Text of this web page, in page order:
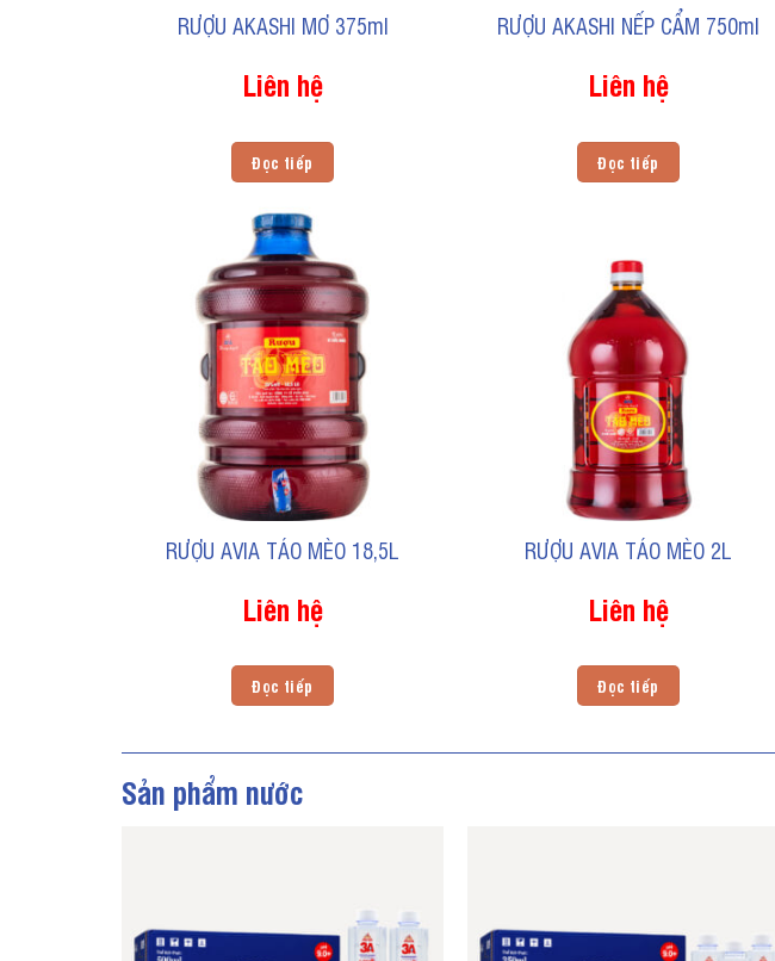
RƯỢU AKASHI MƠ 375ml
Liên hệ
Đọc tiếp
RƯỢU AKASHI NẾP CẨM 750ml
Liên hệ
Đọc tiếp
RƯỢU AVIA TÁO MÈO 18,5L
Liên hệ
Đọc tiếp
RƯỢU AVIA TÁO MÈO 2L
Liên hệ
Đọc tiếp
Sản phẩm nước